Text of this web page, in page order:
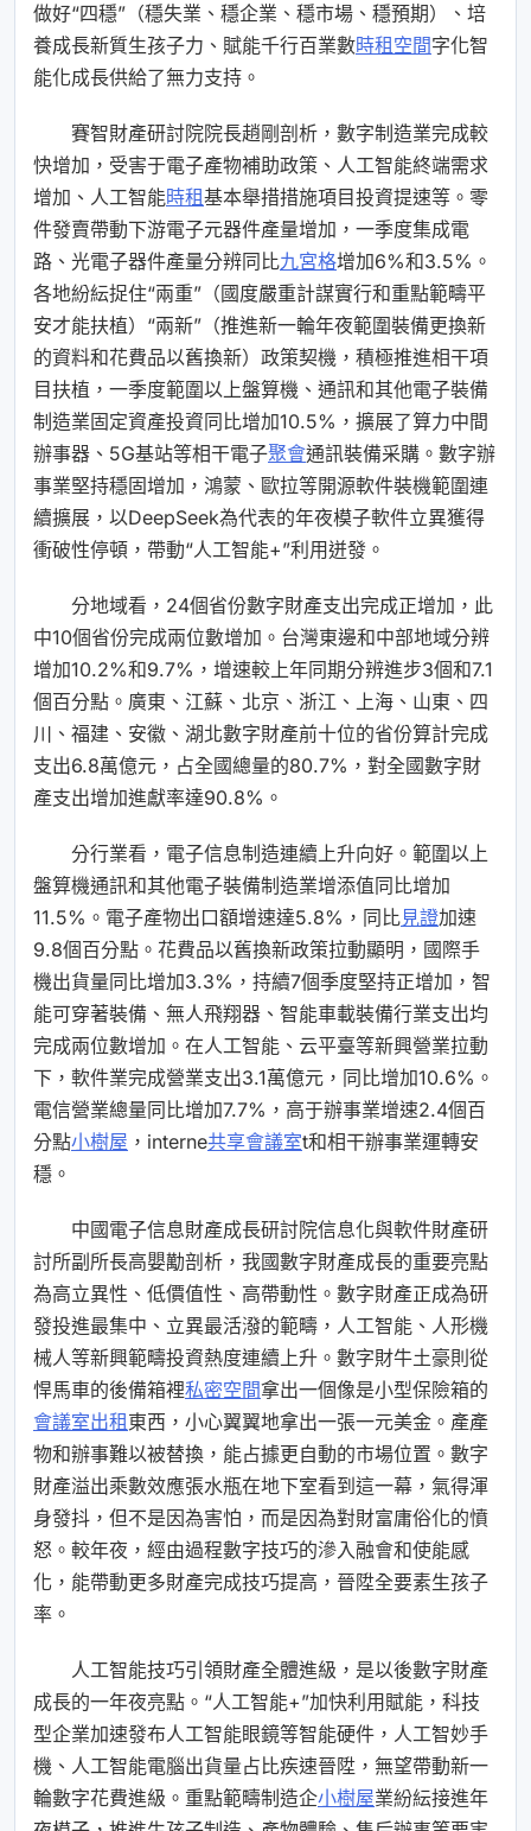
做好“四穩”（穩失業、穩企業、穩市場、穩預期）、培
養成長新質生孩子力、賦能千行百業數時租空間字化智
能化成長供給了無力支持。
賽智財產研討院院長趙剛剖析，數字制造業完成較
快增加，受害于電子產物補助政策、人工智能終端需求
增加、人工智能時租基本舉措措施項目投資提速等。零
件發賣帶動下游電子元器件產量增加，一季度集成電
路、光電子器件產量分辨同比九宮格增加6%和3.5%。
各地紛紜捉住“兩重”（國度嚴重計謀實行和重點範疇平
安才能扶植）“兩新”（推進新一輪年夜範圍裝備更換新
的資料和花費品以舊換新）政策契機，積極推進相干項
目扶植，一季度範圍以上盤算機、通訊和其他電子裝備
制造業固定資產投資同比增加10.5%，擴展了算力中間
辦事器、5G基站等相干電子聚會通訊裝備采購。數字辦
事業堅持穩固增加，鴻蒙、歐拉等開源軟件裝機範圍連
續擴展，以DeepSeek為代表的年夜模子軟件立異獲得
衝破性停頓，帶動“人工智能+”利用迸發。
分地域看，24個省份數字財產支出完成正增加，此
中10個省份完成兩位數增加。台灣東邊和中部地域分辨
增加10.2%和9.7%，增速較上年同期分辨進步3個和7.1
個百分點。廣東、江蘇、北京、浙江、上海、山東、四
川、福建、安徽、湖北數字財產前十位的省份算計完成
支出6.8萬億元，占全國總量的80.7%，對全國數字財
產支出增加進獻率達90.8%。
分行業看，電子信息制造連續上升向好。範圍以上
盤算機通訊和其他電子裝備制造業增添值同比增加
11.5%。電子產物出口額增速達5.8%，同比見證加速
9.8個百分點。花費品以舊換新政策拉動顯明，國際手
機出貨量同比增加3.3%，持續7個季度堅持正增加，智
能可穿著裝備、無人飛翔器、智能車載裝備行業支出均
完成兩位數增加。在人工智能、云平臺等新興營業拉動
下，軟件業完成營業支出3.1萬億元，同比增加10.6%。
電信營業總量同比增加7.7%，高于辦事業增速2.4個百
分點小樹屋 ，interne共享會議室t和相干辦事業運轉安
穩。
中國電子信息財產成長研討院信息化與軟件財產研
討所副所長高嬰勱剖析，我國數字財產成長的重要亮點
為高立異性、低價值性、高帶動性。數字財產正成為研
發投進最集中、立異最活潑的範疇，人工智能、人形機
械人等新興範疇投資熱度連續上升。數字財牛土豪則從
悍馬車的後備箱裡私密空間拿出一個像是小型保險箱的
會議室出租 東西，小心翼翼地拿出一張一元美金。產產
物和辦事難以被替換，能占據更自動的市場位置。數字
財產溢出乘數效應張水瓶在地下室看到這一幕，氣得渾
身發抖，但不是因為害怕，而是因為對財富庸俗化的憤
怒。較年夜，經由過程數字技巧的滲入融會和使能感
化，能帶動更多財產完成技巧提高，晉陞全要素生孩子
率。
人工智能技巧引領財產全體進級，是以後數字財產
成長的一年夜亮點。“人工智能+”加快利用賦能，科技
型企業加速發布人工智能眼鏡等智能硬件，人工智妙手
機、人工智能電腦出貨量占比疾速晉陞，無望帶動新一
輪數字花費進級。重點範疇制造企小樹屋業紛紜接進年